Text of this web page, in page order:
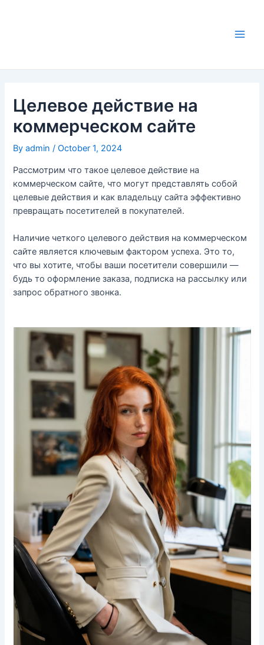
Целевое действие на
коммерческом сайте
Byadmin/October 1, 2024
Рассмотрим что такое целевое действие на
коммерческом сайте, что могут представлять собой
целевые действия и как владельцу сайта эффективно
превращать посетителей в покупателей.
Наличие четкого целевого действия на коммерческом
сайте является ключевым фактором успеха. Это то,
что вы хотите, чтобы ваши посетители совершили —
будь то оформление заказа, подписка на рассылку или
запрос обратного звонка.